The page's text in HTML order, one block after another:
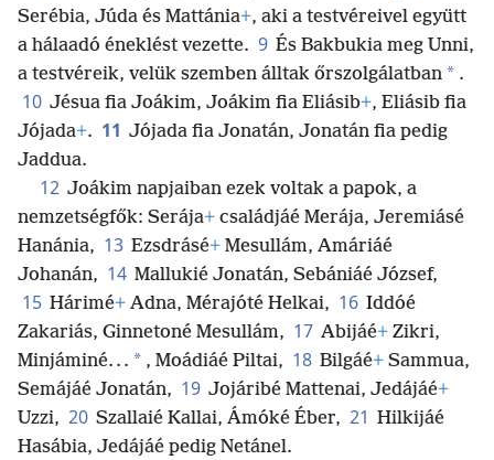
Serébia, Júda és Mattánia+, aki a testvéreivel együtt
a hálaadó éneklést vezette. 9 És Bakbukia meg Unni,
a testvéreik, velük szemben álltak őrszolgálatban * .
10 Jésua fia Joákim, Joákim fia Eliásib+, Eliásib fia
Jójada+. 11 Jójada fia Jonatán, Jonatán fia pedig
Jaddua.
12 Joákim napjaiban ezek voltak a papok, a
nemzetségfők: Serája+ családjáé Merája, Jeremiásé
Hanánia, 13 Ezsdrásé+ Mesullám, Amáriáé
Johanán, 14 Mallukié Jonatán, Sebániáé József,
15 Hárimé+ Adna, Mérajóté Helkai, 16 Iddóé
Zakariás, Ginnetoné Mesullám, 17 Abijáé+ Zikri,
Minjáminé. . . * , Moádiáé Piltai, 18 Bilgáé+ Sammua,
Semájáé Jonatán, 19 Jojáribé Mattenai, Jedájáé+
Uzzi, 20 Szallaié Kallai, Ámóké Éber, 21 Hilkijáé
Hasábia, Jedájáé pedig Netánel.